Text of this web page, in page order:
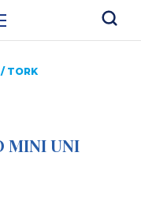
/ TORK
MINI UNI